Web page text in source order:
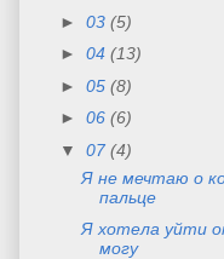
► 03 (5)
► 04 (13)
► 05 (8)
► 06 (6)
▼ 07 (4)
Я не мечтаю о
пальце
Я хотела уйти
могу